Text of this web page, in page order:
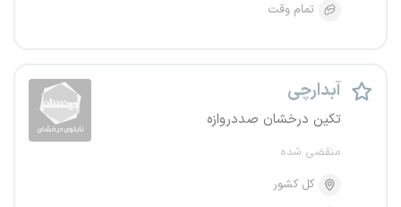
تمام وقت
آبدارچی
تکین درخشان صددروازه
منقضی شده
کل کشور